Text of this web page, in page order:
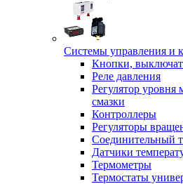
Системы управления и
Кнопки,
Реле давления
Регулятор уровня
смазки
Контроллеры
Регуляторы
Соединительный
Датчики
Термометры
Термостаты